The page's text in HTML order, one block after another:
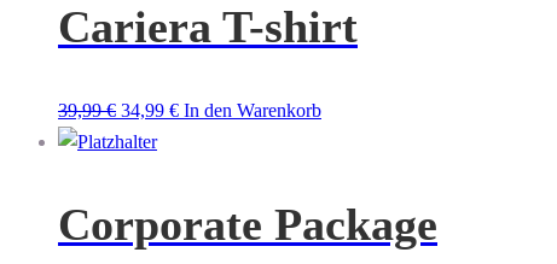
Cariera T-shirt
39,99€ Ursprünglicher
Preis
34,99 €Aktueller
In den Warenkorb
Corporate Package